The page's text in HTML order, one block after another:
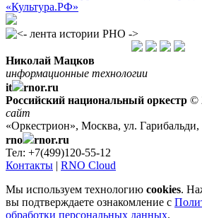
Николай Мацков
информационные технологии
it
rnor.ru
Российский национальный оркестр ©
сайт
«Оркестрион», Москва, ул. Гарибальди,
rno
rnor.ru
Тел: +7(499)120-55-12
Контакты | RNO Cloud
Мы используем технологию cookies.
вы подтверждаете ознакомление с
обработки персональных данных.